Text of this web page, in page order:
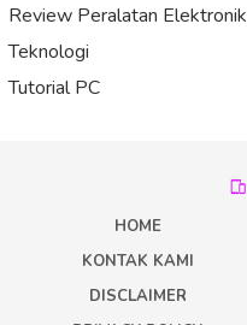
Review Peralatan Elektronik
Teknologi
Tutorial PC
HOME
KONTAK KAMI
DISCLAIMER